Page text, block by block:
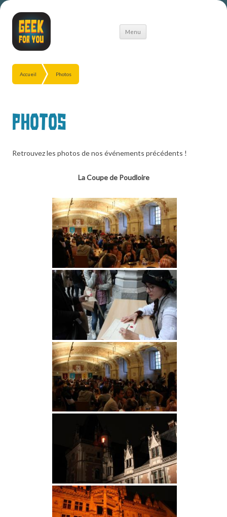
Menu
Aller
Accueil Photos
Photos
Retrouvez les photos de nos événements précédents !
La Coupe de Poudloire